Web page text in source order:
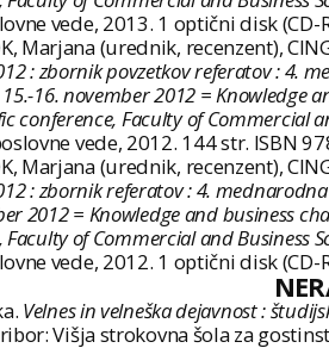
vede, 2013. 1 optični disk
Marjana (urednik, recenzent),
: zbornik povzetkov referatov : 4.
15.-16. november 2012 =
conference, Faculty of Commercial
vede, 2012. 144 str. ISBN
Marjana (urednik, recenzent),
: zbornik referatov : 4.
2012 = Knowledge and business
of Commercial and Business
vede, 2012. 1 optični disk
Velnes in velneška dejavnost :
Višja strokovna šola za